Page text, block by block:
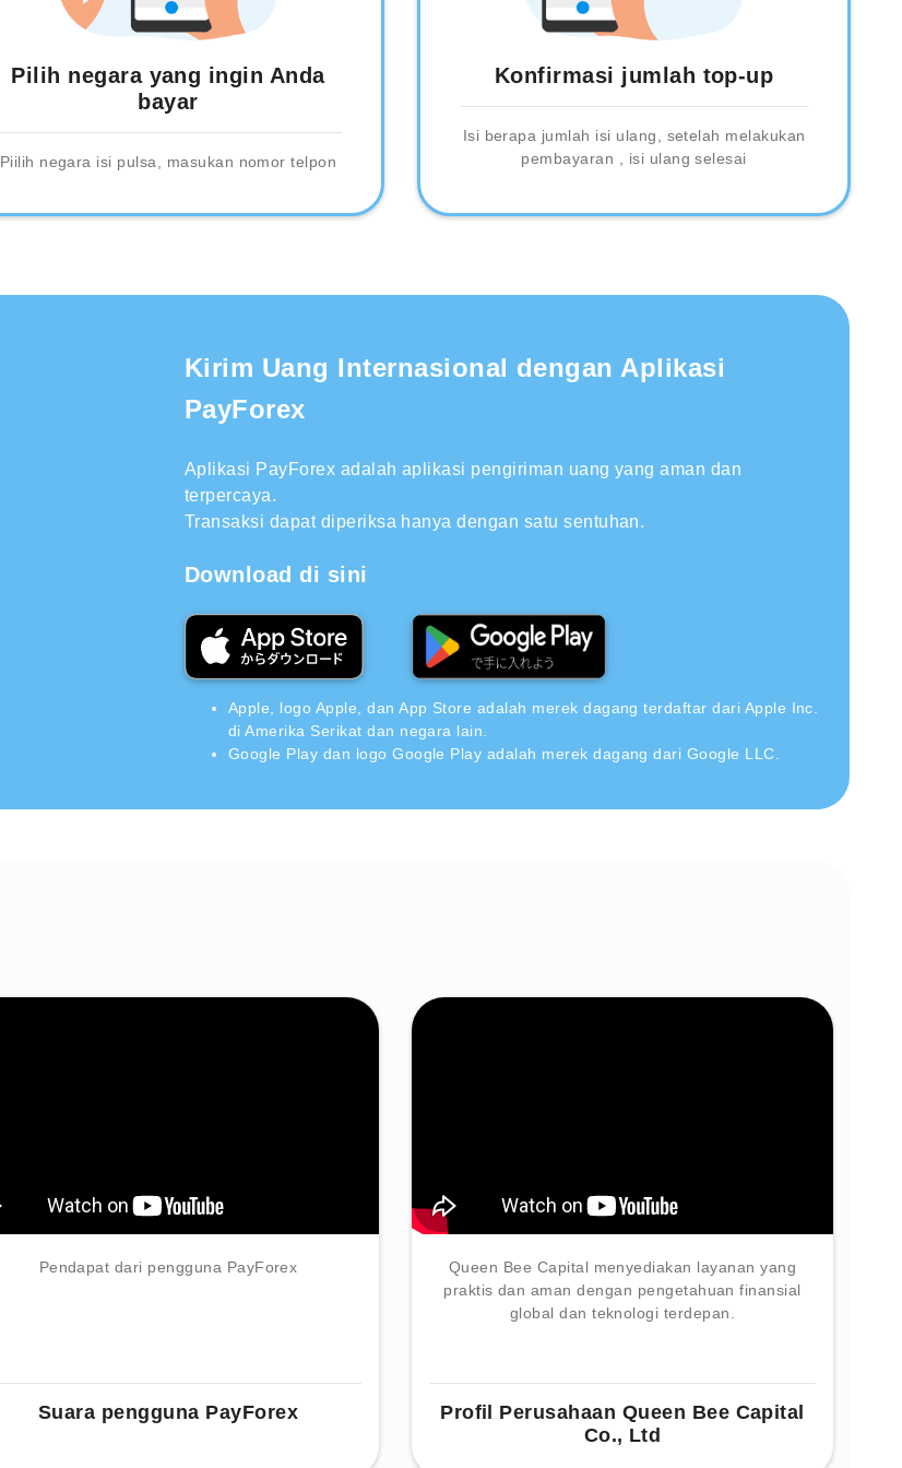
Pilih negara yang ingin Anda
bayar
Piilih negara isi pulsa, masukan nomor telpon
Konfirmasi jumlah top-up
Isi berapa jumlah isi ulang, setelah melakukan
pembayaran , isi ulang selesai
Kirim Uang Internasional dengan Aplikasi
PayForex
Aplikasi PayForex adalah aplikasi pengiriman uang yang aman dan
terpercaya.
Transaksi dapat diperiksa hanya dengan satu sentuhan.
Download di sini
Apple, logo Apple, dan App Store adalah merek dagang terdaftar dari Apple Inc.
di Amerika Serikat dan negara lain.
Google Play dan logo Google Play adalah merek dagang dari Google LLC.
Pendapat dari pengguna PayForex
Suara pengguna PayForex
Queen Bee Capital menyediakan layanan yang
praktis dan aman dengan pengetahuan finansial
global dan teknologi terdepan.
Profil Perusahaan Queen Bee Capital
Co., Ltd